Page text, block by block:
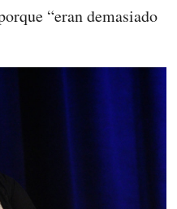
“eran demasiado